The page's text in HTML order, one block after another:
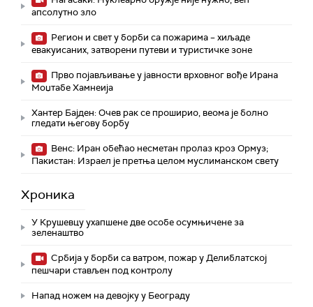
апсолутно зло
Регион и свет у борби са пожарима – хиљаде
евакуисаних, затворени путеви и туристичке зоне
Прво појављивање у јавности врховног вође Ирана
Моџтабe Хамнеија
Хантер Бајден: Очев рак се проширио, веома је болно
гледати његову борбу
Венс: Иран обећао несметан пролаз кроз Ормуз;
Пакистан: Израел је претња целом муслиманском свету
Хроника
У Крушевцу ухапшене две особе осумњичене за
зеленаштво
Србија у борби са ватром, пожар у Делиблатској
пешчари стављен под контролу
Напад ножем на девојку у Београду